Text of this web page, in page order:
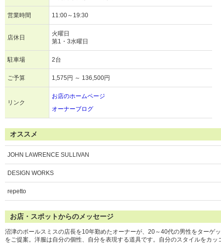
営業時間 11:00～19:30
店休日
火曜日
第1・3水曜日
駐車場 2台
ご予算 1,575円 ～ 136,500円
リンク
お店のホームページ
オーナーブログ
オススメ
JOHN LAWRENCE SULLIVAN
DESIGN WORKS
repetto
お店・スポットからのメッセージ
沼津のポールスミスの店長を10年勤めたオーナーが、20～40代の男性をターゲ
をご提案。洋服は自分の個性、自分を表現する道具です。自分のスタイルをカ